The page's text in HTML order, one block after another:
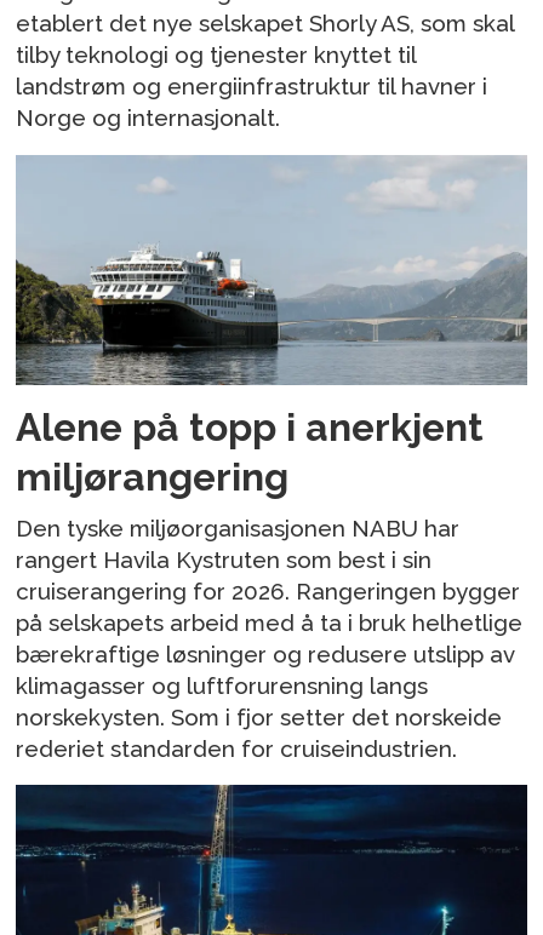
etablert det nye selskapet Shorly AS, som skal
tilby teknologi og tjenester knyttet til
landstrøm og energiinfrastruktur til havner i
Norge og internasjonalt.
Alene på topp i anerkjent
miljørangering
Den tyske miljøorganisasjonen NABU har
rangert Havila Kystruten som best i sin
cruiserangering for 2026. Rangeringen bygger
på selskapets arbeid med å ta i bruk helhetlige
bærekraftige løsninger og redusere utslipp av
klimagasser og luftforurensning langs
norskekysten. Som i fjor setter det norskeide
rederiet standarden for cruiseindustrien.